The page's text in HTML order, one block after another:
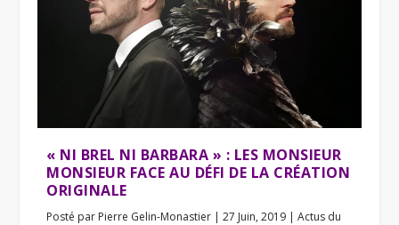
« NI BREL NI BARBARA » : LES MONSIEUR
MONSIEUR FACE AU DÉFI DE LA CRÉATION
ORIGINALE
Posté par Pierre Gelin-Monastier |27 Juin, 2019 |Actus du